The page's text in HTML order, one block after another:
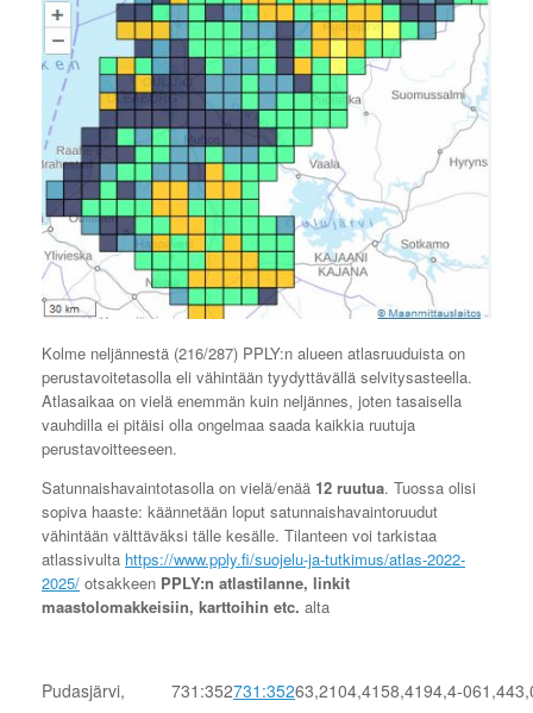
Kolme neljännestä (216/287) PPLY:n alueen atlasruuduista on
perustavoitetasolla eli vähintään tyydyttävällä selvitysasteella.
Atlasaikaa on vielä enemmän kuin neljännes, joten tasaisella
vauhdilla ei pitäisi olla ongelmaa saada kaikkia ruutuja
perustavoitteeseen.
Satunnaishavaintotasolla on vielä/enää 12 ruutua. Tuossa olisi
sopiva haaste: käännetään loput satunnaishavaintoruudut
vähintään välttäväksi tälle kesälle. Tilanteen voi tarkistaa
atlassivulta https://www.pply.fi/suojelu-ja-tutkimus/atlas-2022-
2025/ otsakkeen PPLY:n atlastilanne, linkit
maastolomakkeisiin, karttoihin etc. alta
Pudasjärvi,
731:352731:35263,2104,4158,4194,4-061,4